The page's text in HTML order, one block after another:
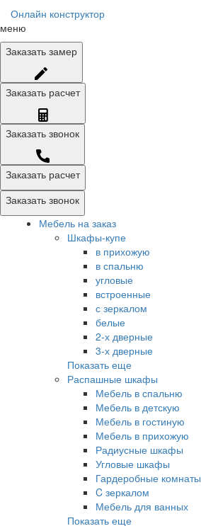
Онлайн конструктор
меню
Заказать замер
Заказать расчет
Заказать звонок
Заказать расчет
Заказать звонок
Мебель на заказ
Шкафы-купе
в прихожую
в спальню
угловые
встроенные
с зеркалом
белые
2-х дверные
3-х дверные
Показать еще
Распашные шкафы
Мебель в спальню
Мебель в детскую
Мебель в гостиную
Мебель в прихожую
Радиусные шкафы
Угловые шкафы
Гардеробные комнаты
C зеркалом
Мебель для ванных
Показать еще